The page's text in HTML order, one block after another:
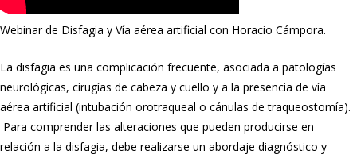
Webinar de Disfagia y Vía aérea artificial con Horacio Cámpora.
La disfagia es una complicación frecuente, asociada a patologías
neurológicas, cirugías de cabeza y cuello y a la presencia de vía
aérea artificial (intubación orotraqueal o cánulas de traqueostomía).
Para comprender las alteraciones que pueden producirse en
relación a la disfagia, debe realizarse un abordaje diagnóstico y